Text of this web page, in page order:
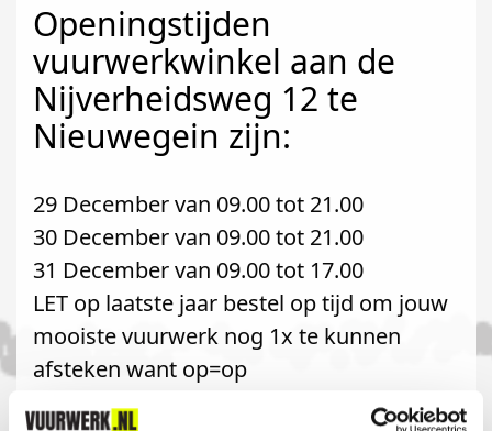
Openingstijden
vuurwerkwinkel aan de
Nijverheidsweg 12 te
Nieuwegein zijn:
29 December van 09.00 tot 21.00
30 December van 09.00 tot 21.00
31 December van 09.00 tot 17.00
LET op laatste jaar bestel op tijd om jouw
mooiste vuurwerk nog 1x te kunnen
afsteken want op=op